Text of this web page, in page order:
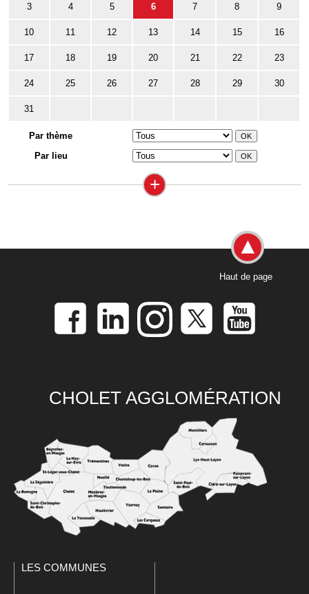
3 4 5 6 7 8 9
10 11 12 13 14 15 16
17 18 19 20 21 22 23
24 25 26 27 28 29 30
31
Par thème
Par lieu
+
Haut de page
CHOLET AGGLOMÉRATION
LES COMMUNES